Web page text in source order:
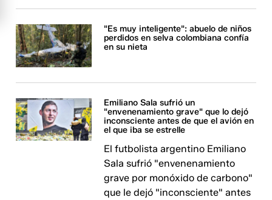
"Es muy inteligente": abuelo de niños
perdidos en selva colombiana confía
en su nieta
Emiliano Sala sufrió un
"envenenamiento grave" que lo dejó
inconsciente antes de que el avión en
el que iba se estrelle
El futbolista argentino Emiliano
Sala sufrió "envenenamiento
grave por monóxido de carbono"
que le dejó "inconsciente" antes